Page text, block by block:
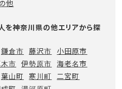
他
神奈川県の他エリアから探
鎌倉市 藤沢市
小田原市
市 伊勢原市
海老名市
葉山町 寒川町
二宮町